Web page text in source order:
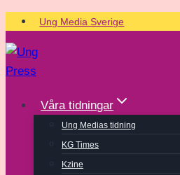
Skip
to
content
Ung Media Sverige
Våra tidningar
Ung Medias tidning
KG Times
Kzine